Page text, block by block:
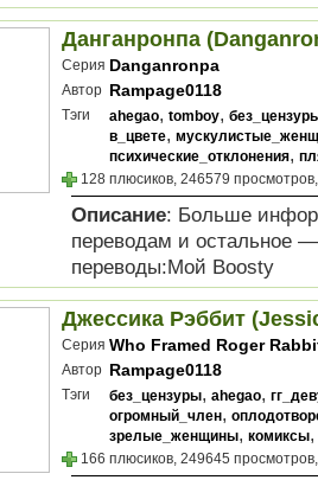
Данганронпа
Серия Danganronpa
Автор Rampage0118
Тэги ahegao, tomboy,
в_цвете,
психические_отклонения,
128 плюсиков, 246579
Описание: Больше
переводам и остальное
переводы:Мой Boosty
Джессика Рэббит
Серия Who Framed Roger
Автор Rampage0118
Тэги без_цензуры, ahegao,
огромный_член,
зрелые_женщины, комиксы,
166 плюсиков, 249645